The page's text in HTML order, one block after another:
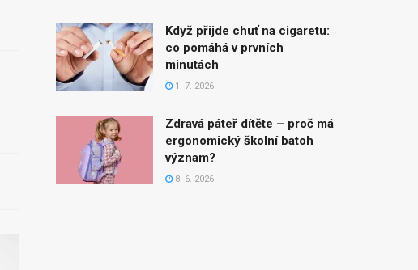
Když přijde chuť na cigaretu:
co pomáhá v prvních
minutách
1. 7. 2026
Zdravá páteř dítěte – proč má
ergonomický školní batoh
význam?
8. 6. 2026